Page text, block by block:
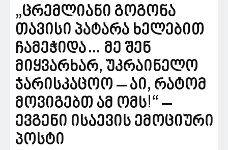
„ცრემლიანი გოგონა
თავისი პატარა ხელებით
ჩამეჭიდა… მე შენ
მიყვარხარ, უკრაინელო
ჯარისკაცოო – აი, რატომ
მოვიგებთ ამ ომს!“ –
ევგენი ისაევის ემოციური
პოსტი